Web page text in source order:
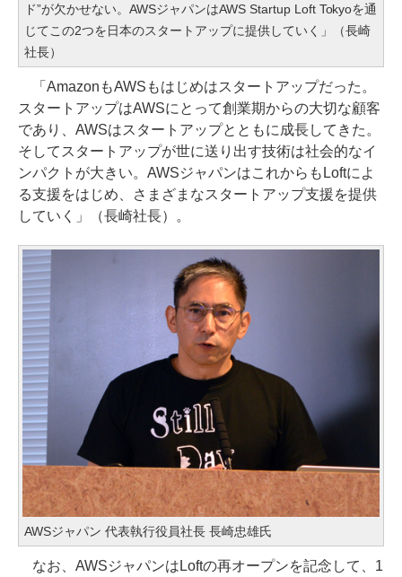
ド”が欠かせない。AWSジャパンはAWS Startup Loft Tokyoを通
じてこの2つを日本のスタートアップに提供していく」（長崎
社長）
「AmazonもAWSもはじめはスタートアップだった。
スタートアップはAWSにとって創業期からの大切な顧客
であり、AWSはスタートアップとともに成長してきた。
そしてスタートアップが世に送り出す技術は社会的なイ
ンパクトが大きい。AWSジャパンはこれからもLoftによ
る支援をはじめ、さまざまなスタートアップ支援を提供
していく」（長崎社長）。
AWSジャパン 代表執行役員社長 長崎忠雄氏
なお、AWSジャパンはLoftの再オープンを記念して、1